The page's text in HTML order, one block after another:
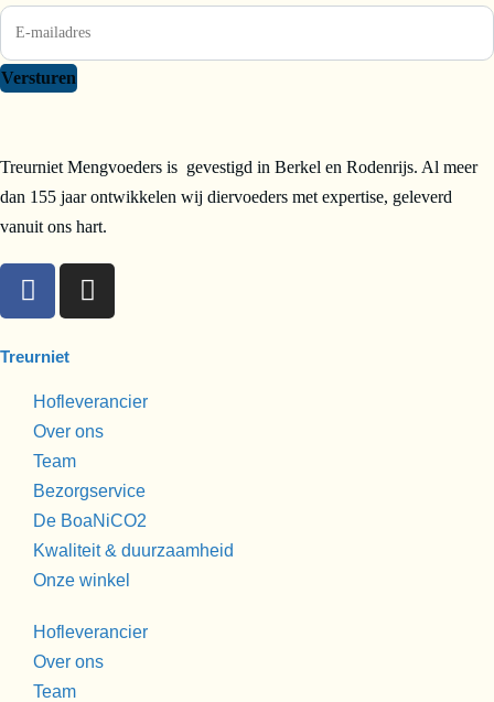
Versturen
Treurniet Mengvoeders is gevestigd in Berkel en Rodenrijs. Al meer
dan 155 jaar ontwikkelen wij diervoeders met expertise, geleverd
vanuit ons hart.
Treurniet
Hofleverancier
Over ons
Team
Bezorgservice
De BoaNiCO2
Kwaliteit & duurzaamheid
Onze winkel
Hofleverancier
Over ons
Team